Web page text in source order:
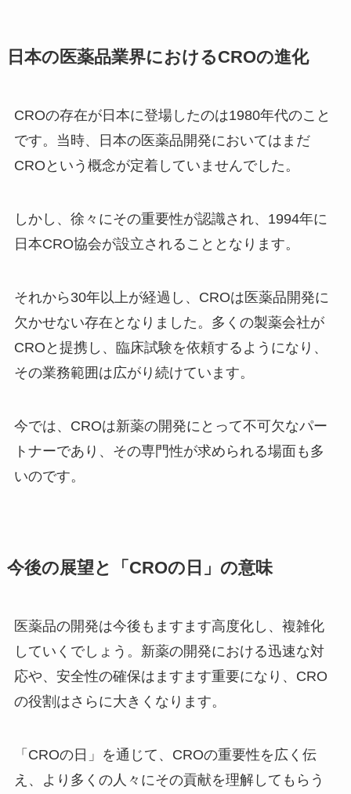
日本の医薬品業界におけるCROの進化
CROの存在が日本に登場したのは1980年代のこと
です。当時、日本の医薬品開発においてはまだ
CROという概念が定着していませんでした。
しかし、徐々にその重要性が認識され、1994年に
日本CRO協会が設立されることとなります。
それから30年以上が経過し、CROは医薬品開発に
欠かせない存在となりました。多くの製薬会社が
CROと提携し、臨床試験を依頼するようになり、
その業務範囲は広がり続けています。
今では、CROは新薬の開発にとって不可欠なパー
トナーであり、その専門性が求められる場面も多
いのです。
今後の展望と「CROの日」の意味
医薬品の開発は今後もますます高度化し、複雑化
していくでしょう。新薬の開発における迅速な対
応や、安全性の確保はますます重要になり、CRO
の役割はさらに大きくなります。
「CROの日」を通じて、CROの重要性を広く伝
え、より多くの人々にその貢献を理解してもらう